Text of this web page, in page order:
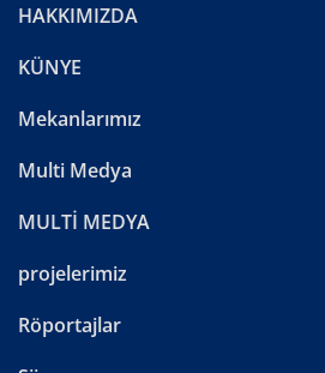
HAKKIMIZDA
KÜNYE
Mekanlarımız
Multi Medya
MULTİ MEDYA
projelerimiz
Röportajlar